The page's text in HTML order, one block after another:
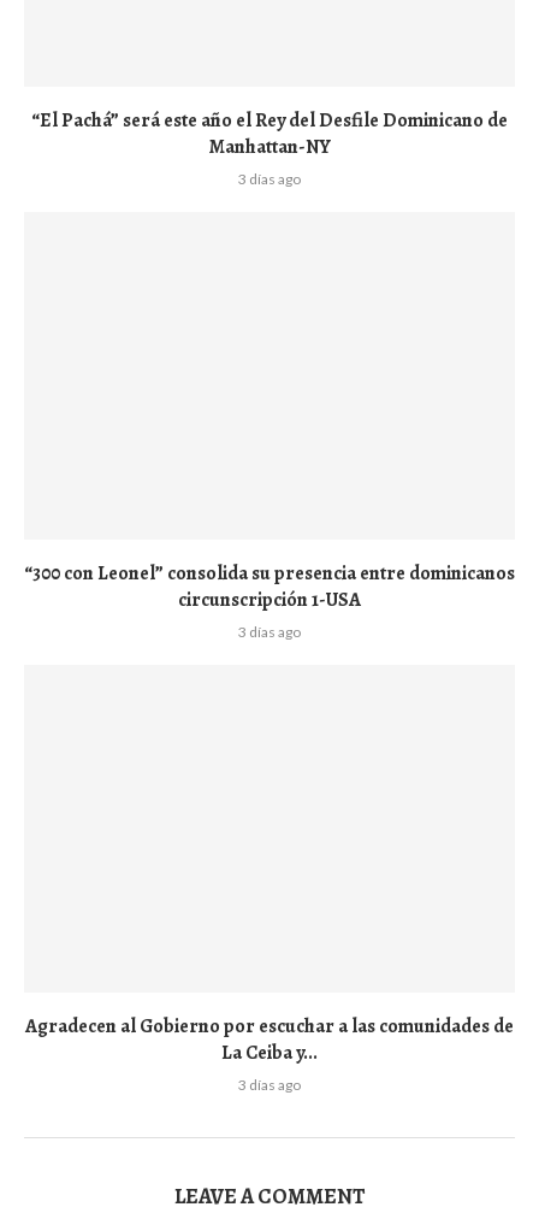
“El Pachá” será este año el Rey del Desfile Dominicano de
Manhattan-NY
3 días ago
“300 con Leonel” consolida su presencia entre dominicanos
circunscripción 1-USA
3 días ago
Agradecen al Gobierno por escuchar a las comunidades de
La Ceiba y...
3 días ago
LEAVE A COMMENT